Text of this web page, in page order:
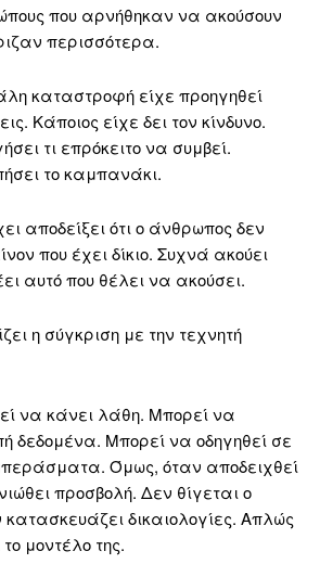
που αρνήθηκαν να ακούσουν
περισσότερα.
καταστροφή είχε προηγηθεί
Κάποιος είχε δει τον κίνδυνο.
τι επρόκειτο να συμβεί.
το καμπανάκι.
αποδείξει ότι ο άνθρωπος δεν
που έχει δίκιο. Συχνά ακούει
αυτό που θέλει να ακούσει.
η σύγκριση με την τεχνητή
να κάνει λάθη. Μπορεί να
δεδομένα. Μπορεί να οδηγηθεί σε
Όμως, όταν αποδειχθεί
προσβολή. Δεν θίγεται ο
δικαιολογίες. Απλώς
μοντέλο της.